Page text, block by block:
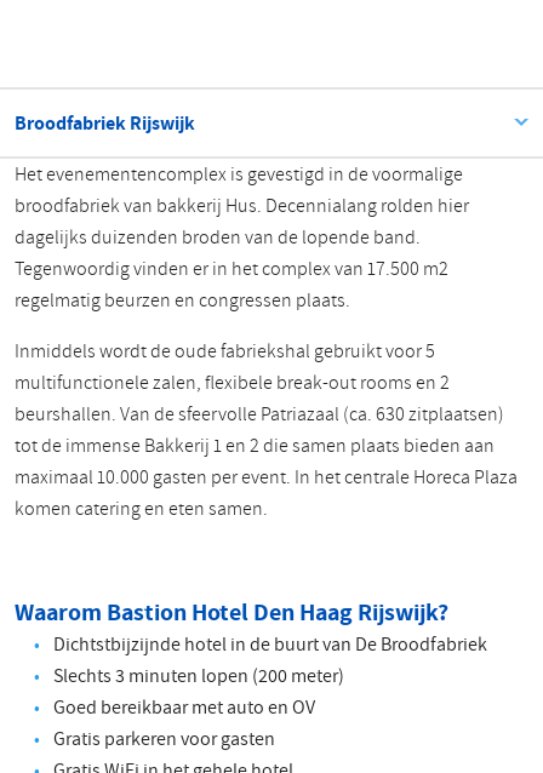
Broodfabriek Rijswijk
Het evenementencomplex is gevestigd in de voormalige
broodfabriek van bakkerij Hus. Decennialang rolden hier
dagelijks duizenden broden van de lopende band.
Tegenwoordig vinden er in het complex van 17.500 m2
regelmatig beurzen en congressen plaats.
Inmiddels wordt de oude fabriekshal gebruikt voor 5
multifunctionele zalen, flexibele break-out rooms en 2
beurshallen. Van de sfeervolle Patriazaal (ca. 630 zitplaatsen)
tot de immense Bakkerij 1 en 2 die samen plaats bieden aan
maximaal 10.000 gasten per event. In het centrale Horeca Plaza
komen catering en eten samen.
Waarom Bastion Hotel Den Haag Rijswijk?
Dichtstbijzijnde hotel in de buurt van De Broodfabriek
Slechts 3 minuten lopen (200 meter)
Goed bereikbaar met auto en OV
Gratis parkeren voor gasten